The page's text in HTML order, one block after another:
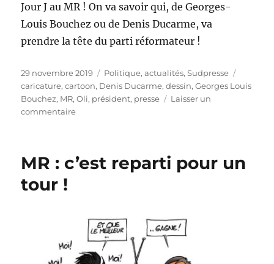
Jour J au MR ! On va savoir qui, de Georges-
Louis Bouchez ou de Denis Ducarme, va
prendre la tête du parti réformateur !
Publié
le
29 novembre 2019 Catégories
Politique, actualités,Sudpresse
caricature,cartoon, Denis Ducarme,dessin,Georges Louis
Bouchez, MR,Oli, président, presse
Laisser un
commentairesur
?
MR : c’est reparti pour un
tour !